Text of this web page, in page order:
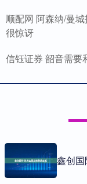
顺配网 阿森纳/曼
很惊讶
信钰证券 韶音需要
鑫创